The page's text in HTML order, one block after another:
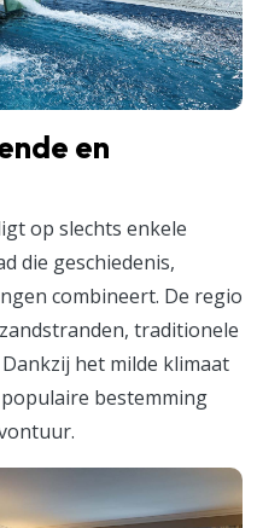
en
op slechts enkele
die geschiedenis,
combineert. De regio
traditionele
het milde klimaat
bestemming